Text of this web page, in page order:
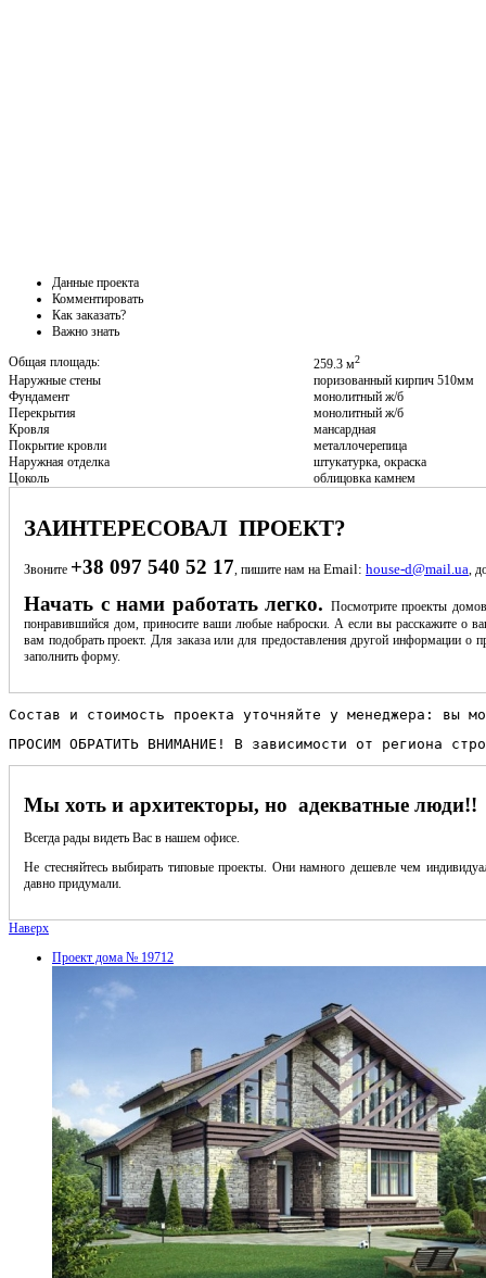
Данные проекта
Комментировать
Как заказать?
Важно знать
Общая площадь:
259.3 м2
Наружные стены
поризованный кирпич 510мм
Фундамент
монолитный ж/б
Перекрытия
монолитный ж/б
Кровля
мансардная
Покрытие кровли
металлочерепица
Наружная отделка
штукатурка, окраска
Цоколь
облицовка камнем
ЗАИНТЕРЕСОВАЛ ПРОЕКТ?
Звоните +38 097 540 52 17 , пишите нам на Email: house-d@mail.ua ,
Начать с нами работать легко. Посмотрите проекты
понравившийся дом, приносите ваши любые наброски. А если вы расскажите о
вам подобрать проект. Для заказа или для предоставления другой информации о
заполнить форму.
Состав и стоимость проекта уточняйте у менеджера:
ПРОСИМ ОБРАТИТЬ ВНИМАНИЕ! В зависимости от региона
Мы хоть и архитекторы, но адекватные люди!!
Всегда рады видеть Вас в нашем офисе.
Не стесняйтесь выбирать типовые проекты. Они намного дешевле чем
давно придумали.
Наверх
Проект дома № 19712